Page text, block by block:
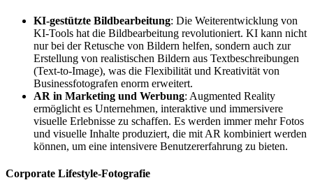
KI-gestützte Bildbearbeitung: Die Weiterentwicklung von
KI-Tools hat die Bildbearbeitung revolutioniert. KI kann nicht
nur bei der Retusche von Bildern helfen, sondern auch zur
Erstellung von realistischen Bildern aus Textbeschreibungen
(Text-to-Image), was die Flexibilität und Kreativität von
Businessfotografen enorm erweitert.
AR in Marketing und Werbung: Augmented Reality
ermöglicht es Unternehmen, interaktive und immersivere
visuelle Erlebnisse zu schaffen. Es werden immer mehr Fotos
und visuelle Inhalte produziert, die mit AR kombiniert werden
können, um eine intensivere Benutzererfahrung zu bieten.
Corporate Lifestyle-Fotografie